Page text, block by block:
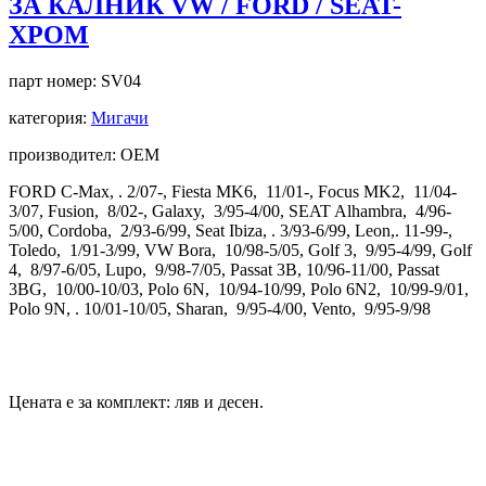
ХРОМ
парт номер: SV04
категория: Мигачи
производител: OEM
FORD C-Max, . 2/07-, Fiesta MK6, 11/01-, Focus MK2, 11/04-
3/07, Fusion, 8/02-, Galaxy, 3/95-4/00, SEAT Alhambra, 4/96-
5/00, Cordoba, 2/93-6/99, Seat Ibiza, . 3/93-6/99, Leon,. 11-99-,
Toledo, 1/91-3/99, VW Bora, 10/98-5/05, Golf 3, 9/95-4/99, Golf
4, 8/97-6/05, Lupo, 9/98-7/05, Passat 3B, 10/96-11/00, Passat
3BG, 10/00-10/03, Polo 6N, 10/94-10/99, Polo 6N2, 10/99-9/01,
Polo 9N, . 10/01-10/05, Sharan, 9/95-4/00, Vento, 9/95-9/98
Цената е за комплект: ляв и десен.